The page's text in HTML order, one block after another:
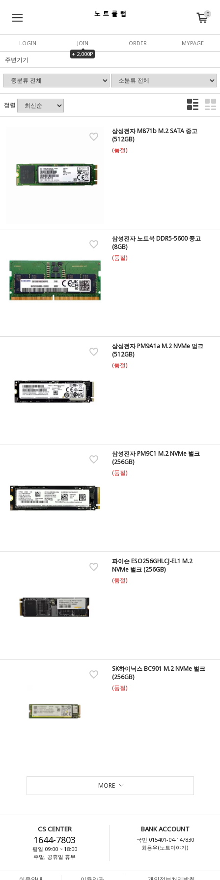
0
LOGIN
JOIN
+ 2,000P
ORDER MYPAGE
주변기기
정렬
삼성전자 M871b M.2 SATA 중고
(512GB)
(품절)
삼성전자 노트북 DDR5-5600 중고
(8GB)
(품절)
삼성전자 PM9A1a M.2 NVMe 벌크
(512GB)
(품절)
삼성전자 PM9C1 M.2 NVMe 벌크
(256GB)
(품절)
파이슨 ESO256GHLCJ-EL1 M.2
NVMe 벌크 (256GB)
(품절)
SK하이닉스 BC901 M.2 NVMe 벌크
(256GB)
(품절)
MORE
CS CENTER
1644-7803
평일 09:00 ~ 18:00
주말, 공휴일 휴무
BANK ACCOUNT
국민 015401-04-147830
최용우(노트이야기)